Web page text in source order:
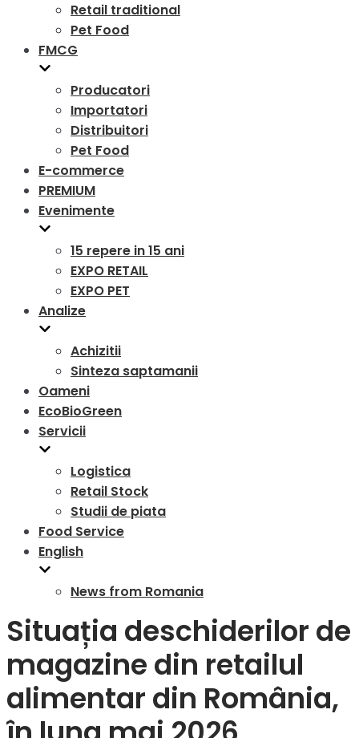
Retail traditional
Pet Food
FMCG
Producatori
Importatori
Distribuitori
Pet Food
E-commerce
PREMIUM
Evenimente
15 repere in 15 ani
EXPO RETAIL
EXPO PET
Analize
Achizitii
Sinteza saptamanii
Oameni
EcoBioGreen
Servicii
Logistica
Retail Stock
Studii de piata
Food Service
English
News from Romania
Situația deschiderilor de
magazine din retailul
alimentar din România,